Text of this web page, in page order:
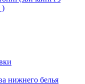
)
нижнего белья